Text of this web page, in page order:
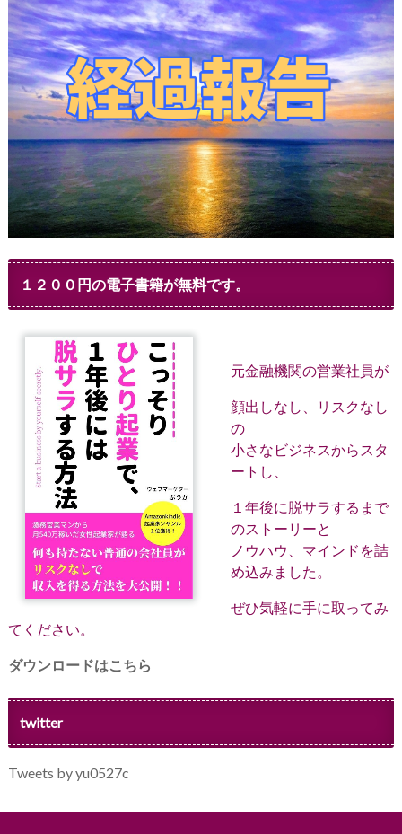
１２００円の電子書籍が無料です。
元金融機関の営業社員が
顔出しなし、リスクなし
の
小さなビジネスからスタ
ートし、
１年後に脱サラするまで
のストーリーと
ノウハウ、マインドを詰
め込みました。
ぜひ気軽に手に取ってみ
てください。
ダウンロードはこちら
twitter
Tweets by yu0527c